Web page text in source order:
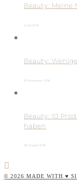
Beauty:
3. Mai 2019
Beauty:
13. November 2016
Beauty: 10
haben
29. August 2016
© 2026 MADE WITH ♥